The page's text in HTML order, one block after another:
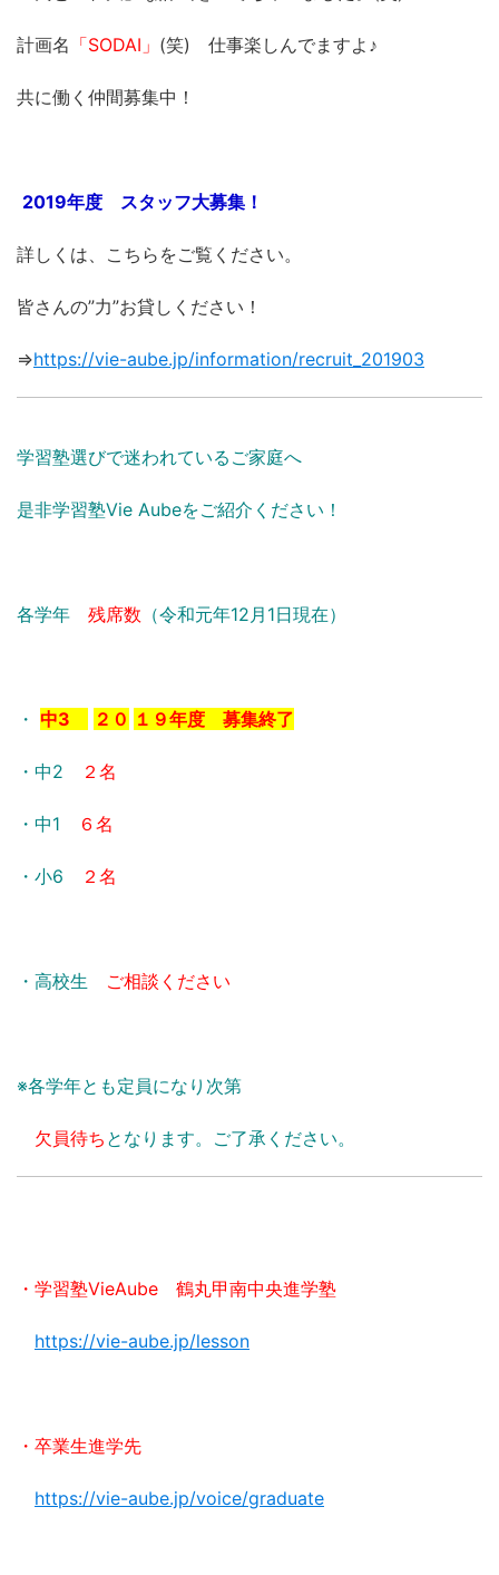
計画名 「SODAI」 (笑) 仕事楽しんでますよ♪
共に働く仲間募集中！
2019年度 スタッフ大募集！
詳しくは、こちらをご覧ください。
皆さんの”力”お貸しください！
⇒https://vie-aube.jp/information/recruit_201903
学習塾選びで迷われているご家庭へ
是非学習塾Vie Aubeをご紹介ください！
各学年 残席数 （令和元年12月1日現在）
・ 中3 ２０ １９年度 募集終了
・中2 ２名
・中1 ６名
・小6 ２名
・高校生 ご相談ください
※各学年とも定員になり次第
欠員待ち となります。ご了承ください。
・学習塾VieAube 鶴丸甲南中央進学塾
https://vie-aube.jp/lesson
・卒業生進学先
https://vie-aube.jp/voice/graduate